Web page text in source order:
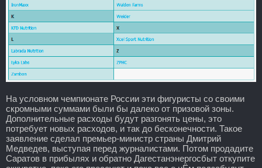
На условном чемпионате России эти фигуристы со своими
скромными суммами были бы далеко от призовой зоны.
Дополнительные расходы будут разгонять цены, это
потребует новых расходов, и так до бесконечности. Такое
заявление сделал премьер-министр страны Дмитрий
Медведев, выступая перед журналистами. Потом продадите
Саратов в прибылях и обратно Дагестанэнергосбыт откупите